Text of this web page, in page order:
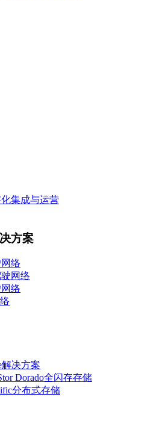
集成与运营
方案
络
网络
络
解决方案
Dorado全闪存存储
分布式存储